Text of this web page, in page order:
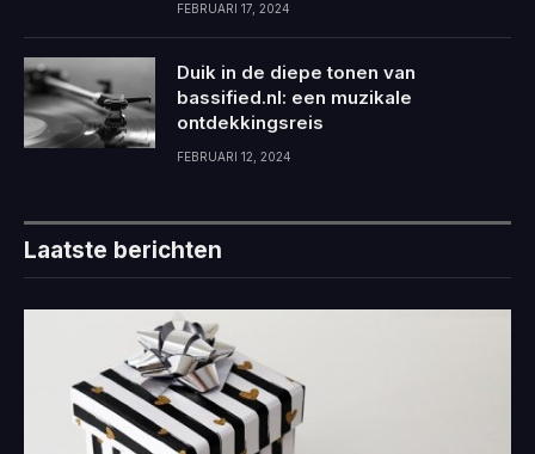
FEBRUARI 17, 2024
Duik in de diepe tonen van
bassified.nl: een muzikale
ontdekkingsreis
FEBRUARI 12, 2024
Laatste berichten